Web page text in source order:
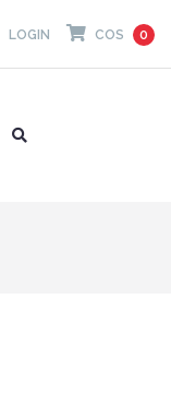
LOGIN COS 0